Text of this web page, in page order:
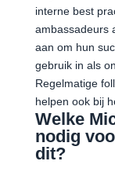
interne best
ambassadeurs
aan om hun
gebruik in als
Regelmatige
helpen ook bij
Welke
nodig
dit?